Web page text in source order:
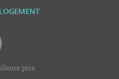
prix